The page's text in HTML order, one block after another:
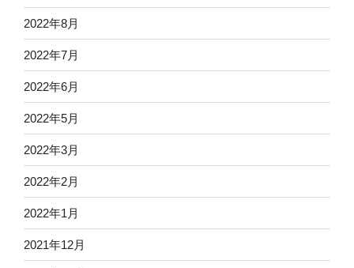
2022年8月
2022年7月
2022年6月
2022年5月
2022年3月
2022年2月
2022年1月
2021年12月